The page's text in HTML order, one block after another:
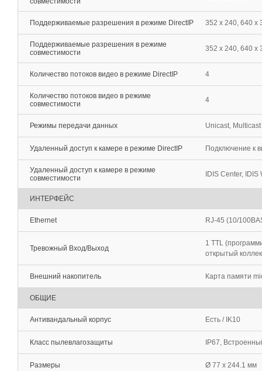
Поддерживаемые разрешения в режиме DirectIP 352 x 240, 640 x
Поддерживаемые разрешения в режиме
совместимости
352 x 240, 640 х
Количество потоков видео в режиме DirectIP 4
Количество потоков видео в режиме
совместимости
4
Режимы передачи данных Unicast, Multicast
Удаленный доступ к камере в режиме DirectIP Подключение к
Удаленный доступ к камере в режиме
совместимости
IDIS Center,
ИНТЕРФЕЙС
Ethernet RJ-45 (10/
Тревожный Вход/Выход
1 TTL
открытый
Внешний накопитель Карта памяти
ОБЩИЕ
Антивандальный корпус Есть / IK10
Класс пылевлагозащиты IP67,
Размеры Ø 77 х 244.1 мм